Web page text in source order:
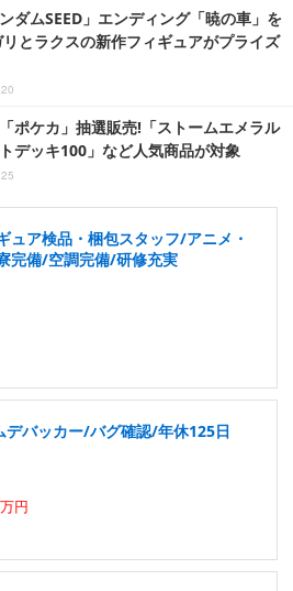
ダムSEED」エンディング「暁の車」を
とラクスの新作フィギュアがプライズ
ポケカ」抽選販売!「ストームエメラル
デッキ100」など人気商品が対象
ュア検品・梱包スタッフ/アニメ・
完備/空調完備/研修充実
デバッカー/バグ確認/年休125日
円